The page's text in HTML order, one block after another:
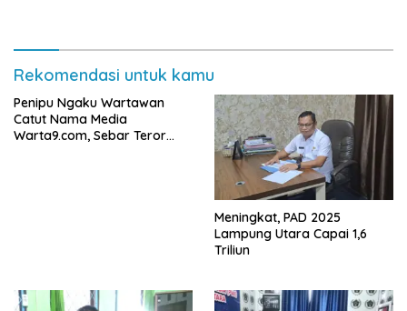
Rekomendasi untuk kamu
Penipu Ngaku Wartawan
Catut Nama Media
Warta9.com, Sebar Teror
Meningkat, PAD 2025
Lampung Utara Capai 1,6
Triliun